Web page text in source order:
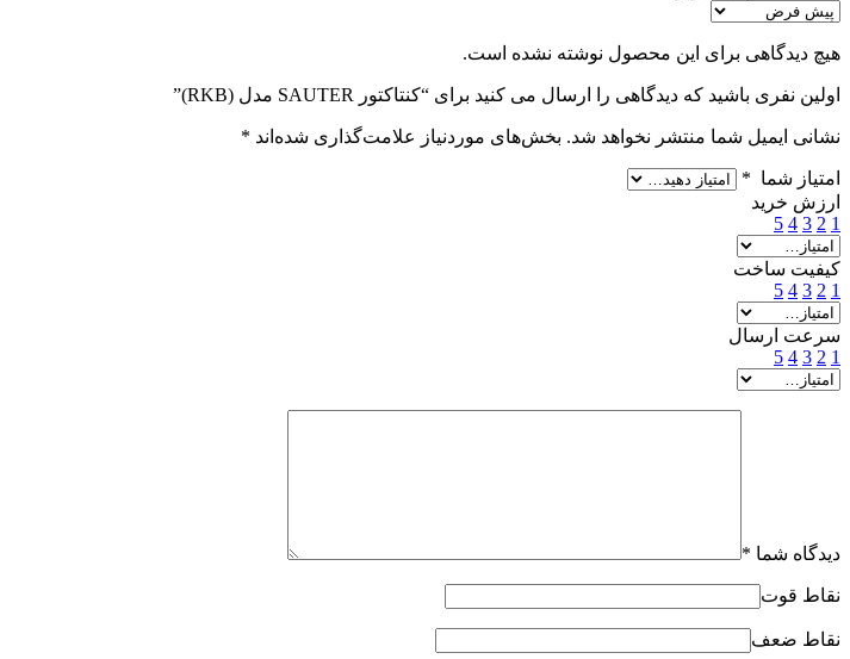
هیچ دیدگاهی برای این محصول نوشته نشده است.
اولین نفری باشید که دیدگاهی را ارسال می کنید برای “کنتاکتور SAUTER مدل (RKB)”
نشانی ایمیل شما منتشر نخواهد شد. بخش‌های موردنیاز علامت‌گذاری شده‌اند *
امتیاز شما *
ارزش خرید
1
2
3
4
5
کیفیت ساخت
1
2
3
4
5
سرعت ارسال
1
2
3
4
5
دیدگاه شما *
نقاط قوت
نقاط ضعف